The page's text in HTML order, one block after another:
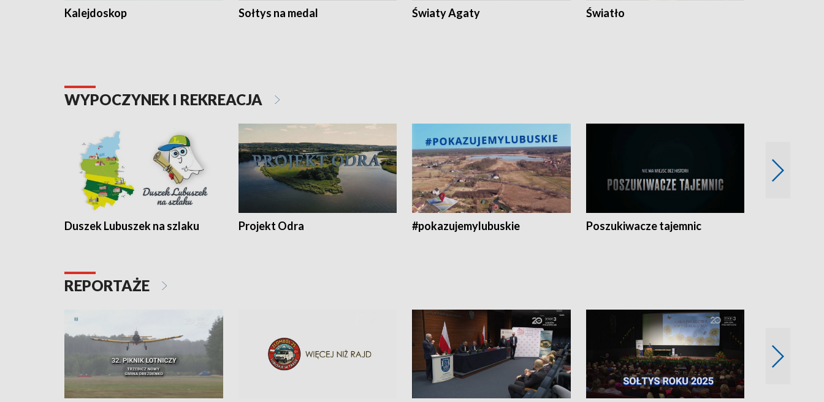
Kalejdoskop Sołtys na medal Światy Agaty Światło
WYPOCZYNEK I REKREACJA
Duszek Lubuszek na szlaku Projekt Odra #pokazujemylubuskie Poszukiwacze tajemnic
REPORTAŻE